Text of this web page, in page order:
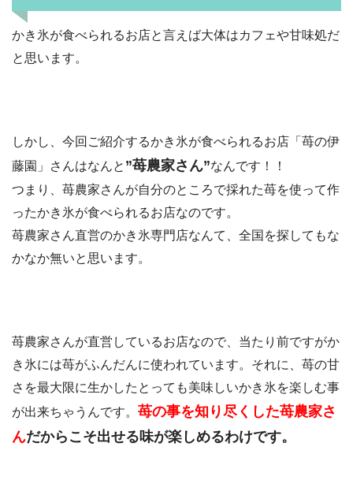
かき氷が食べられるお店と言えば大体はカフェや甘味処だ
と思います。
しかし、今回ご紹介するかき氷が食べられるお店「苺の伊
藤園」さんはなんと ”苺農家さん”なんです！！
つまり、苺農家さんが自分のところで採れた苺を使って作
ったかき氷が食べられるお店なのです。
苺農家さん直営のかき氷専門店なんて、全国を探してもな
かなか無いと思います。
苺農家さんが直営しているお店なので、当たり前ですがか
き氷には苺がふんだんに使われています。それに、苺の甘
さを最大限に生かしたとっても美味しいかき氷を楽しむ事
が出来ちゃうんです。 苺の事を知り尽くした苺農家さ
んだからこそ出せる味が楽しめるわけです。